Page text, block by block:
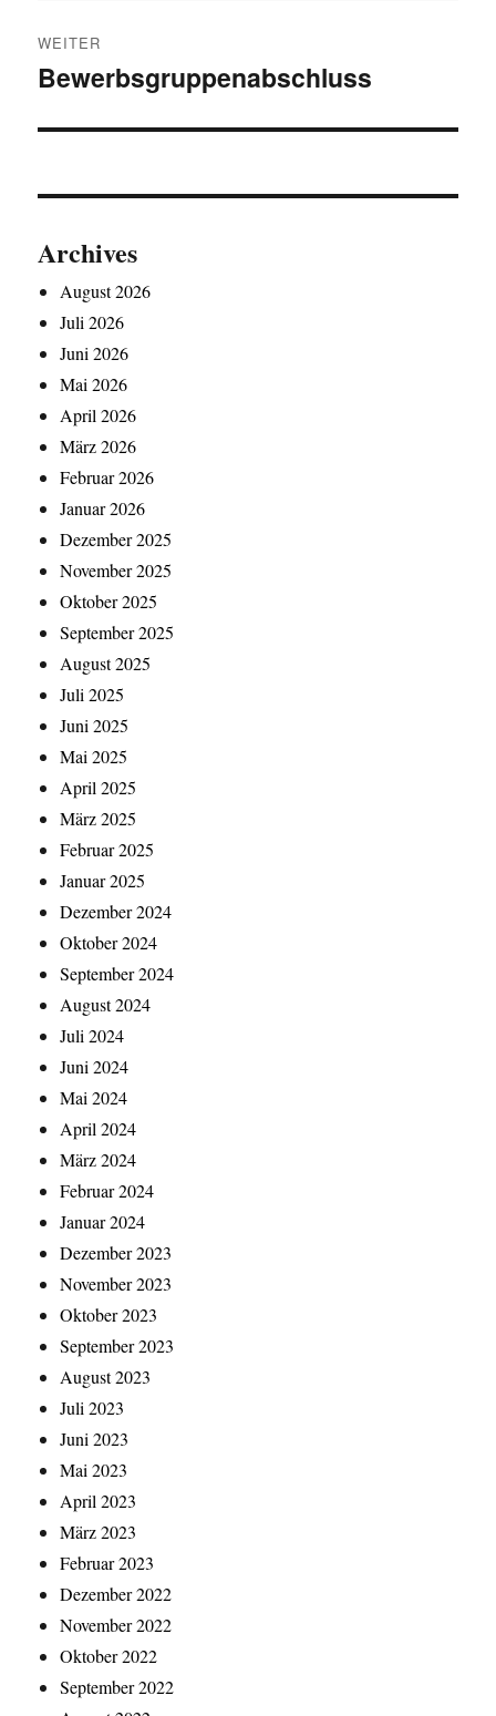
WEITER
Nächster
Bewerbsgruppenabschluss
Archives
August 2026
Juli 2026
Juni 2026
Mai 2026
April 2026
März 2026
Februar 2026
Januar 2026
Dezember 2025
November 2025
Oktober 2025
September 2025
August 2025
Juli 2025
Juni 2025
Mai 2025
April 2025
März 2025
Februar 2025
Januar 2025
Dezember 2024
Oktober 2024
September 2024
August 2024
Juli 2024
Juni 2024
Mai 2024
April 2024
März 2024
Februar 2024
Januar 2024
Dezember 2023
November 2023
Oktober 2023
September 2023
August 2023
Juli 2023
Juni 2023
Mai 2023
April 2023
März 2023
Februar 2023
Dezember 2022
November 2022
Oktober 2022
September 2022